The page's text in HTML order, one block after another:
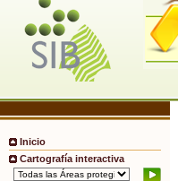
Inicio
Cartografía interactiva